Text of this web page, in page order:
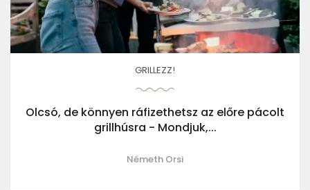
GRILLEZZ!
Olcsó, de könnyen ráfizethetsz az előre pácolt
grillhúsra - Mondjuk,...
Németh Orsi